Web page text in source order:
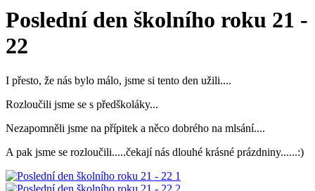
Poslední den školního roku 21 -
22
I přesto, že nás bylo málo, jsme si tento den užili....
Rozloučili jsme se s předškoláky...
Nezapomněli jsme na přípitek a něco dobrého na mlsání....
A pak jsme se rozloučili.....čekají nás dlouhé krásné prázdniny......:)